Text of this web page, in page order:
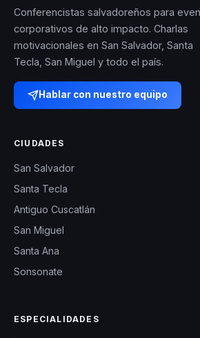
Conferencistas salvadoreños para
corporativos de alto impacto. Charlas
motivacionales en San Salvador, Santa
Tecla, San Miguel y todo el país.
Hablar con nuestro equipo
CIUDADES
San Salvador
Santa Tecla
Antiguo Cuscatlán
San Miguel
Santa Ana
Sonsonate
ESPECIALIDADES